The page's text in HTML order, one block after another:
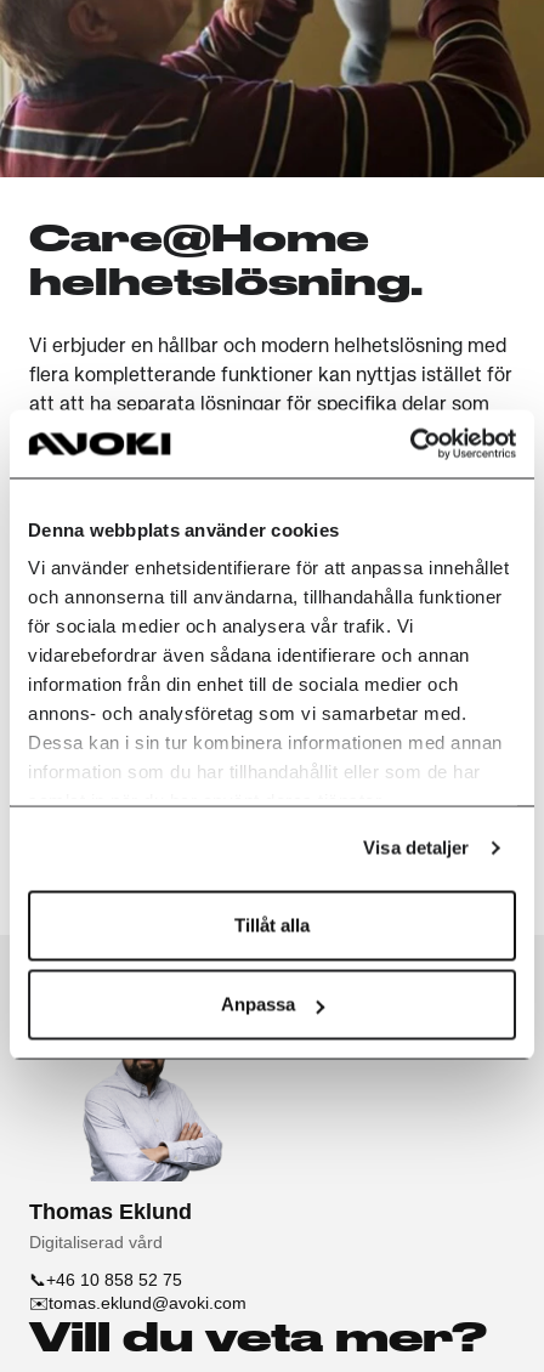
Denna webbplats använder cookies
Vi använder enhetsidentifierare för att anpassa innehållet
och annonserna till användarna, tillhandahålla funktioner
för sociala medier och analysera vår trafik. Vi
vidarebefordrar även sådana identifierare och annan
information från din enhet till de sociala medier och
annons- och analysföretag som vi samarbetar med.
Dessa kan i sin tur kombinera informationen med annan
information som du har tillhandahållit eller som de har
samlat in när du har använt deras tjänster.
Visa detaljer
Tillåt alla
Anpassa
Care@Home
helhetslösning.
Vi erbjuder en hållbar och modern helhetslösning med
flera kompletterande funktioner kan nyttjas istället för
att att ha separata lösningar för specifika delar som
t.ex:
Ett mobilt trygghetslarm
En trygghetsknapp
Olika rörelselarm i olika ex. sänglarm, mattlarm,
dörrlarm
Trygghetskamera
Thomas Eklund
Digitaliserad vård
📞+46 10 858 52 75
✉️tomas.eklund@avoki.com
Vill du veta mer?